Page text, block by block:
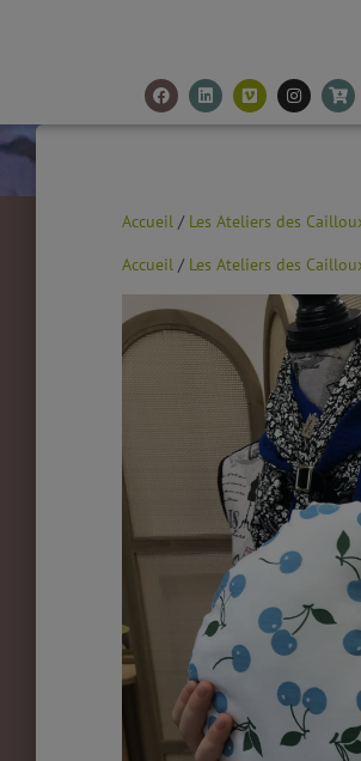
Accueil / Les Ateliers des
Accueil / Les Ateliers des